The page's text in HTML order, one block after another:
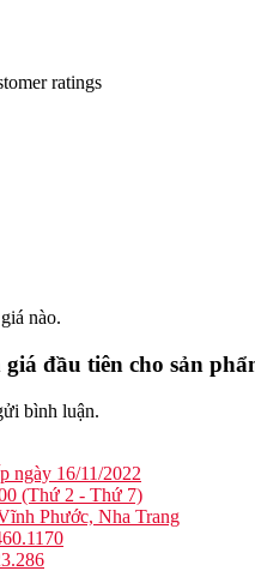
ratings
nào.
đầu tiên cho sản
bình luận.
ngày 16/11/2022
(Thứ 2 - Thứ 7)
Phước, Nha Trang